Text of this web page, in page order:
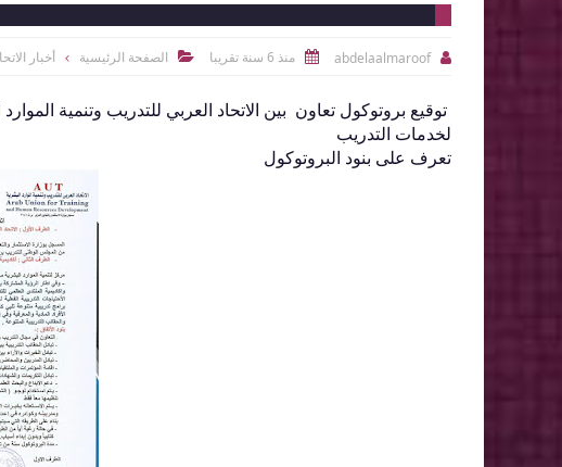

abdelaalmaroof
 منذ 6 سنة تقريبا  الصفحة الرئيسية أخبار
توقيع بروتوكول تعاون بين الاتحاد العربي للتدريب وتنمية
لخدمات التدريب
تعرف على بنود البروتوكول